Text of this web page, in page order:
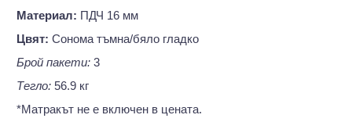
Материал: ПДЧ 16 мм
Цвят: Сонома тъмна/бяло гладко
Брой пакети: 3
Тегло: 56.9 кг
*Матракът не е включен в цената.